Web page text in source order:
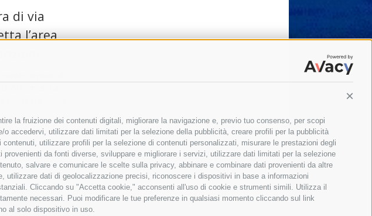
la fruizione dei contenuti digitali, migliorare la navigazione e, previo tuo consenso, per scopi
accedervi, utilizzare dati limitati per la selezione della pubblicità, creare profili per la pubblicità
utilizzare profili per la selezione di contenuti personalizzati, misurare le prestazioni degli
da fonti diverse, sviluppare e migliorare i servizi, utilizzare dati limitati per la selezione
salvare e comunicare le scelte sulla privacy, abbinare e combinare dati provenienti da altre
dati di geolocalizzazione precisi, riconoscere i dispositivi in base a informazioni
Cliccando su "Accetta cookie," acconsenti all'uso di cookie e strumenti simili. Utilizza il
necessari. Puoi modificare le tue preferenze in qualsiasi momento cliccando sul link
al solo dispositivo in uso.
di via
l’area